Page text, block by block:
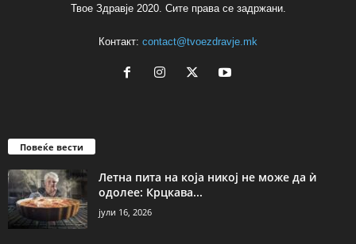
Твое Здравје 2020. Сите права се задржани.
Контакт: contact@tvoezdravje.mk
Повеќе вести
Летна пита на која никој не може да ѝ
одолее: Крцкава...
јули 16, 2026